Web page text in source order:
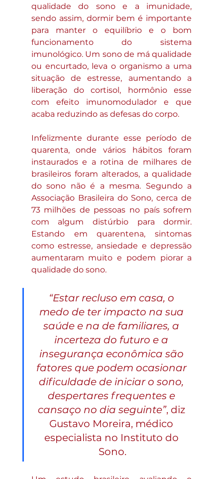
qualidade do sono e a imunidade,
sendo assim, dormir bem é importante
para manter o equilíbrio e o bom
funcionamento do sistema
imunológico. Um sono de má qualidade
ou encurtado, leva o organismo a uma
situação de estresse, aumentando a
liberação do cortisol, hormônio esse
com efeito imunomodulador e que
acaba reduzindo as defesas do corpo.
Infelizmente durante esse período de
quarenta, onde vários hábitos foram
instaurados e a rotina de milhares de
brasileiros foram alterados, a qualidade
do sono não é a mesma. Segundo a
Associação Brasileira do Sono, cerca de
73 milhões de pessoas no país sofrem
com algum distúrbio para dormir.
Estando em quarentena, sintomas
como estresse, ansiedade e depressão
aumentaram muito e podem piorar a
qualidade do sono.
“Estar recluso em casa, o
medo de ter impacto na sua
saúde e na de familiares, a
incerteza do futuro e a
insegurança econômica são
fatores que podem ocasionar
dificuldade de iniciar o sono,
despertares frequentes e
cansaço no dia seguinte”, diz
Gustavo Moreira, médico
especialista no Instituto do
Sono.